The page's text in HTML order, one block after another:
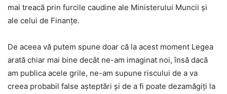
mai treacă prin furcile caudine ale Ministerului Muncii și
ale celui de Finanțe.
De aceea vă putem spune doar că la acest moment Legea
arată chiar mai bine decât ne-am imaginat noi, însă dacă
am publica acele grile, ne-am supune riscului de a va
creea probabil false așteptări și de a fi poate dezamăgiți la